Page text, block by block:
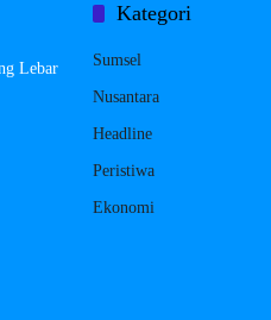
Lebar
Kategori
Sumsel
Nusantara
Headline
Peristiwa
Ekonomi